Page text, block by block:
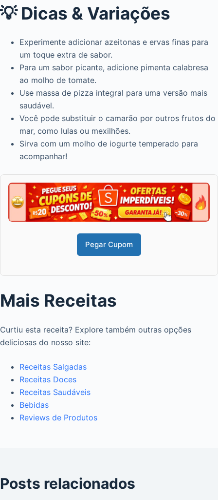
💡 Dicas & Variações
Experimente adicionar azeitonas e ervas finas para
um toque extra de sabor.
Para um sabor picante, adicione pimenta calabresa
ao molho de tomate.
Use massa de pizza integral para uma versão mais
saudável.
Você pode substituir o camarão por outros frutos do
mar, como lulas ou mexilhões.
Sirva com um molho de iogurte temperado para
acompanhar!
Pegar Cupom
Mais Receitas
Curtiu esta receita? Explore também outras opções
deliciosas do nosso site:
Receitas Salgadas
Receitas Doces
Receitas Saudáveis
Bebidas
Reviews de Produtos
Posts relacionados